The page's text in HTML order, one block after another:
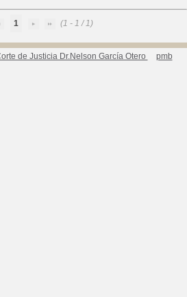
1 (1 - 1 / 1)
de Justicia Dr.Nelson García Otero pmb